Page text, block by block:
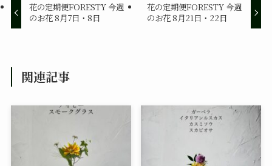
花の定期便FORESTY 今週
のお花 8月7日・8日
花の定期便FORESTY 今週
のお花 8月21日・22日
関連記事